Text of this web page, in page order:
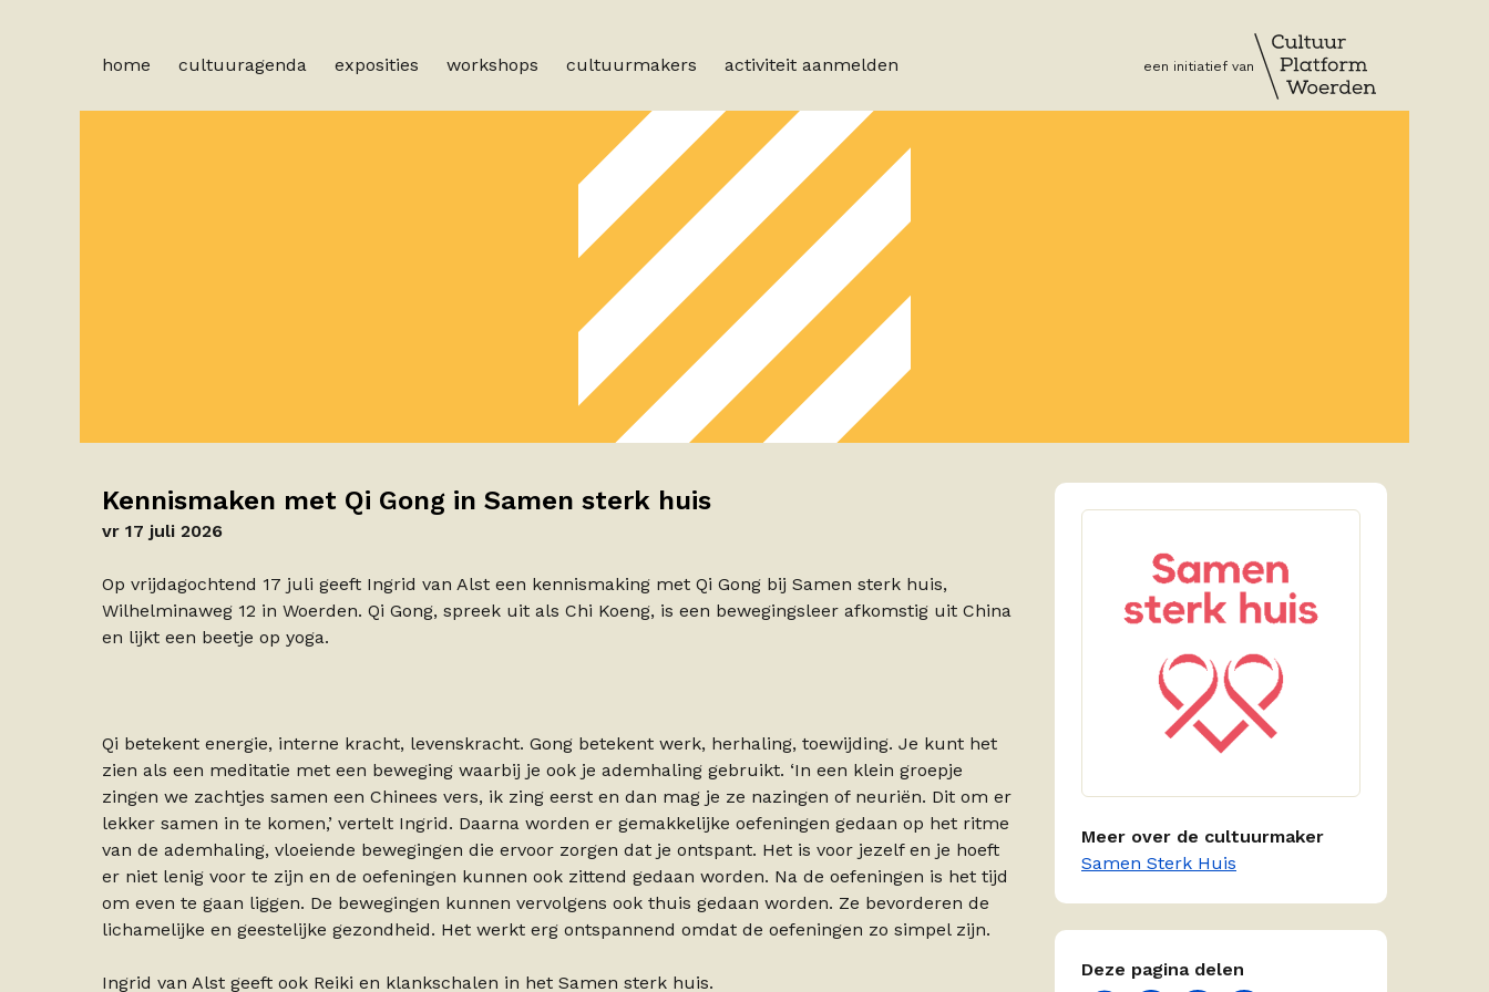
een initiatief van
home cultuuragenda exposities workshops cultuurmakers activiteit aanmelden
Kennismaken met Qi Gong in Samen sterk huis
vr 17 juli 2026
Op vrijdagochtend 17 juli geeft Ingrid van Alst een kennismaking met Qi Gong bij Samen sterk huis,
Wilhelminaweg 12 in Woerden. Qi Gong, spreek uit als Chi Koeng, is een bewegingsleer afkomstig uit China
en lijkt een beetje op yoga.
Qi betekent energie, interne kracht, levenskracht. Gong betekent werk, herhaling, toewijding. Je kunt het
zien als een meditatie met een beweging waarbij je ook je ademhaling gebruikt. ‘In een klein groepje
zingen we zachtjes samen een Chinees vers, ik zing eerst en dan mag je ze nazingen of neuriën. Dit om er
lekker samen in te komen,’ vertelt Ingrid. Daarna worden er gemakkelijke oefeningen gedaan op het ritme
van de ademhaling, vloeiende bewegingen die ervoor zorgen dat je ontspant. Het is voor jezelf en je hoeft
er niet lenig voor te zijn en de oefeningen kunnen ook zittend gedaan worden. Na de oefeningen is het tijd
om even te gaan liggen. De bewegingen kunnen vervolgens ook thuis gedaan worden. Ze bevorderen de
lichamelijke en geestelijke gezondheid. Het werkt erg ontspannend omdat de oefeningen zo simpel zijn.
Ingrid van Alst geeft ook Reiki en klankschalen in het Samen sterk huis.
Meer over de cultuurmaker
Samen Sterk Huis
Deze pagina delen